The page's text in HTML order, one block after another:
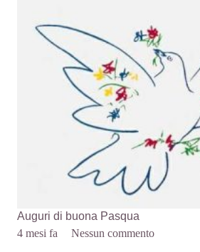
Auguri di buona Pasqua
4 mesi fa
Nessun commento